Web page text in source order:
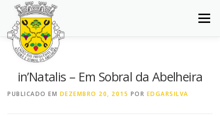
Saltar
conteúdo
Menu
INÍCIO JUNTA DE FREGUESIA
BALCÃO VIRTUAL NOTÍCIAS MAPA
in’Natalis – Em Sobral da Abelheira
PUBLICADO EM DEZEMBRO 20, 2015 POR EDGARSILVA